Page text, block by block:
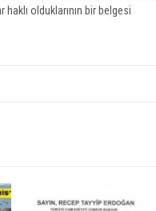
olduklarının bir belgesi